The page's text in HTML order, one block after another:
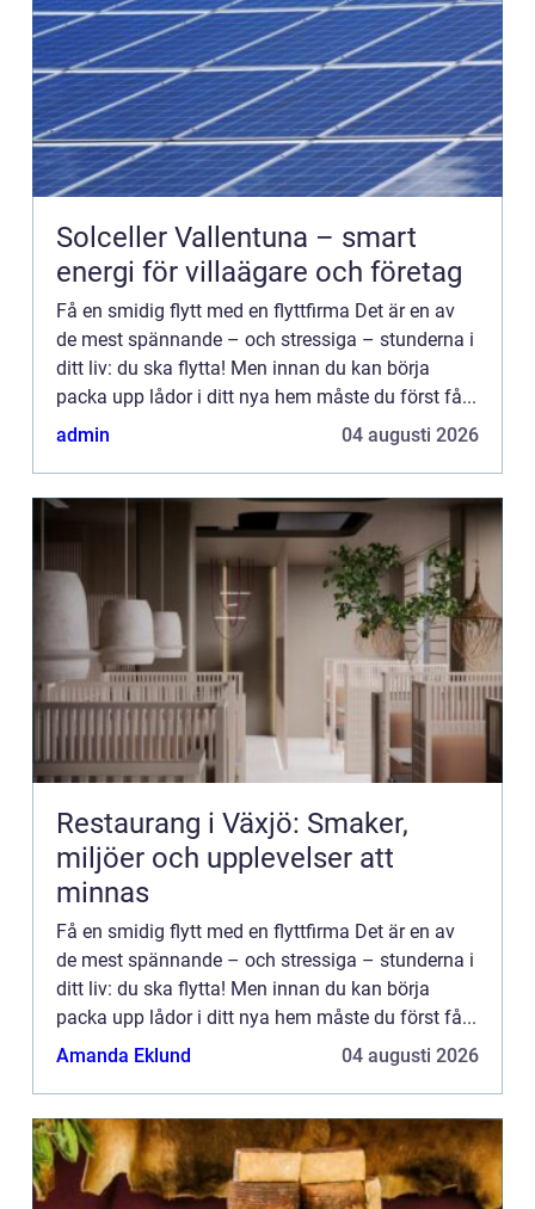
Solceller Vallentuna – smart
energi för villaägare och företag
Få en smidig flytt med en flyttfirma Det är en av
de mest spännande – och stressiga – stunderna i
ditt liv: du ska flytta! Men innan du kan börja
packa upp lådor i ditt nya hem måste du först få...
admin
04 augusti 2026
Restaurang i Växjö: Smaker,
miljöer och upplevelser att
minnas
Få en smidig flytt med en flyttfirma Det är en av
de mest spännande – och stressiga – stunderna i
ditt liv: du ska flytta! Men innan du kan börja
packa upp lådor i ditt nya hem måste du först få...
Amanda Eklund
04 augusti 2026